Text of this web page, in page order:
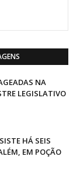
NA
LEGISLATIVO
HÁ SEIS
EM POÇÃO